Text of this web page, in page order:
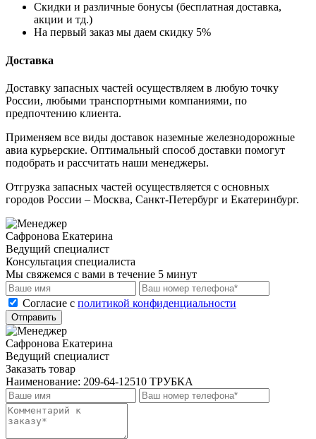
Cкидки и различные бонусы (бесплатная доставка,
акции и тд.)
На первый заказ мы даем скидку 5%
Доставка
Доставку запасных частей осуществляем в любую точку
России, любыми транспортными компаниями, по
предпочтению клиента.
Применяем все виды доставок наземные железнодорожные
авиа курьерские. Оптимальный способ доставки помогут
подобрать и рассчитать наши менеджеры.
Отгрузка запасных частей осуществляется с основных
городов России – Москва, Санкт-Петербург и Екатеринбург.
Сафронова Екатерина
Ведущий специалист
Консультация специалиста
Мы свяжемся с вами в течение 5 минут
Cогласие с политикой конфиденциальности
Отправить
Сафронова Екатерина
Ведущий специалист
Заказать товар
Наименование: 209-64-12510 ТРУБКА